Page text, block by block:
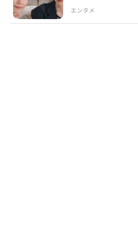
エンタメ